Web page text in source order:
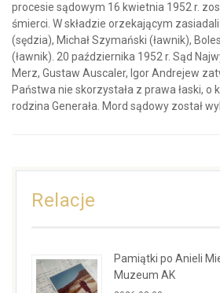
procesie sądowym 16 kwietnia 1952 r.
śmierci. W składzie orzekającym
(sędzia), Michał Szymański (ławnik),
(ławnik). 20 października 1952 r. Sąd
Merz, Gustaw Auscaler, Igor Andrejew
Państwa nie skorzystała z prawa łaski, o
rodzina Generała. Mord sądowy został
Relacje
Pamiątki po Anieli
Muzeum AK